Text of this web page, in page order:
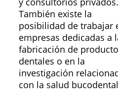
También existe la
posibilidad de trabajar
empresas dedicadas a
fabricación de
dentales o en la
investigación
con la salud